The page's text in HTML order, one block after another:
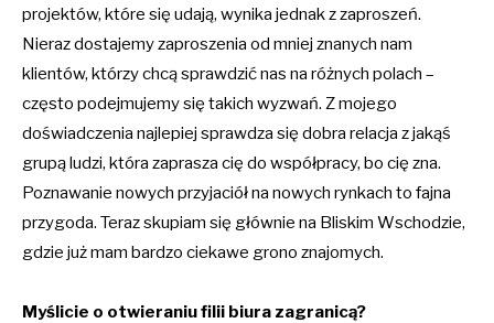
projektów, które się udają, wynika jednak z zaproszeń.
Nieraz dostajemy zaproszenia od mniej znanych nam
klientów, którzy chcą sprawdzić nas na różnych polach –
często podejmujemy się takich wyzwań. Z mojego
doświadczenia najlepiej sprawdza się dobra relacja z jakąś
grupą ludzi, która zaprasza cię do współpracy, bo cię zna.
Poznawanie nowych przyjaciół na nowych rynkach to fajna
przygoda. Teraz skupiam się głównie na Bliskim Wschodzie,
gdzie już mam bardzo ciekawe grono znajomych.
Myślicie o otwieraniu filii biura zagranicą?